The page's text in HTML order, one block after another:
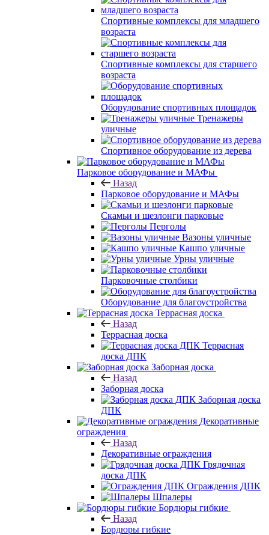
Спортивные комплексы для младшего
возраста
Спортивные комплексы для старшего
возраста
Оборудование спортивных площадок
Тренажеры
уличные
Спортивное оборудование из дерева
Парковое оборудование и МАФы
Назад
Парковое оборудование и МАФы
Скамьи и шезлонги парковые
Перголы
Вазоны уличные
Кашпо уличные
Урны уличные
Парковочные столбики
Оборудование для благоустройства
Террасная доска
Назад
Террасная доска
Террасная
доска ДПК
Заборная доска
Назад
Заборная доска
Заборная доска
ДПК
Декоративные
ограждения
Назад
Декоративные ограждения
Грядочная
доска ДПК
Ограждения ДПК
Шпалеры
Бордюры гибкие
Назад
Бордюры гибкие